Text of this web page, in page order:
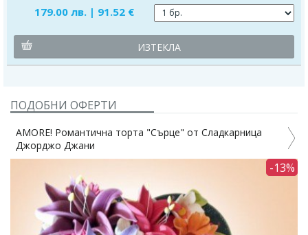
179.00 лв. | 91.52 €
ИЗТЕКЛА
ПОДОБНИ ОФЕРТИ
AMORE! Романтична торта "Сърце" от Сладкарница
Джорджо Джани
-13%